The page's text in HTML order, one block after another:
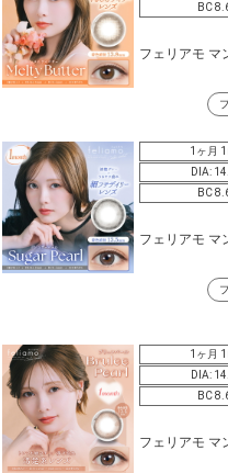
BC
フェリアモ マ
1ヶ月
DIA:
BC
フェリアモ マ
1ヶ月
DIA:
BC
フェリアモ マ